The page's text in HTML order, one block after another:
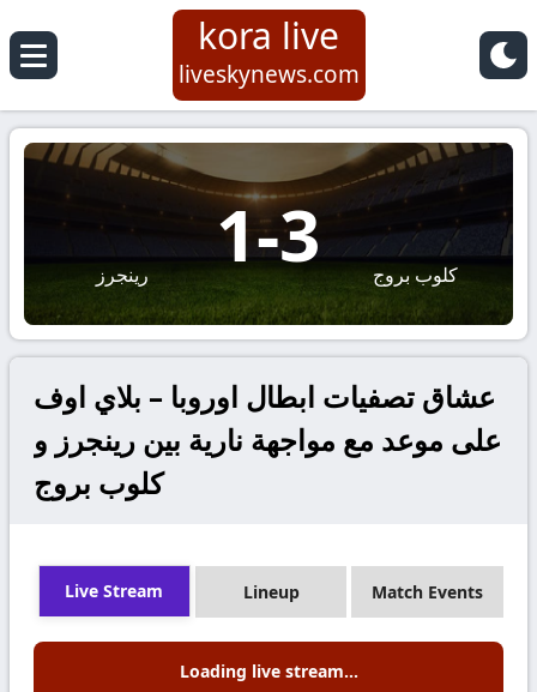
kora live
liveskynews.com
رينجرز 1-3 كلوب بروج
عشاق تصفيات ابطال اوروبا – بلاي اوف
على موعد مع مواجهة نارية بين رينجرز و
كلوب بروج
Live Stream Lineup Match Events
Loading live stream...